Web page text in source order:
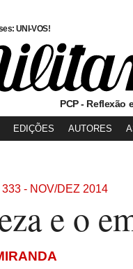
UNI-VOS!
PCP - Reflexão
EDIÇÕES AUTORES
333 - NOV/DEZ 2014
e o